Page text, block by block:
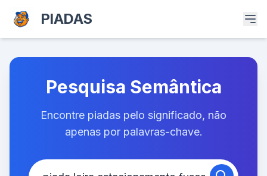
PIADAS
Pesquisa Semântica
Encontre piadas pelo significado, não
apenas por palavras-chave.